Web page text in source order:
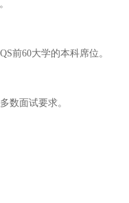
前60大学的本科席位。
数面试要求。